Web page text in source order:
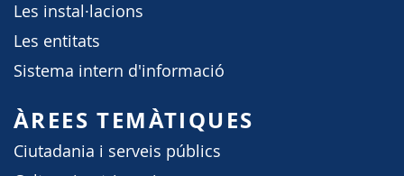
Les instal·lacions
Les entitats
Sistema intern d'informació
ÀREES TEMÀTIQUES
Ciutadania i serveis públics